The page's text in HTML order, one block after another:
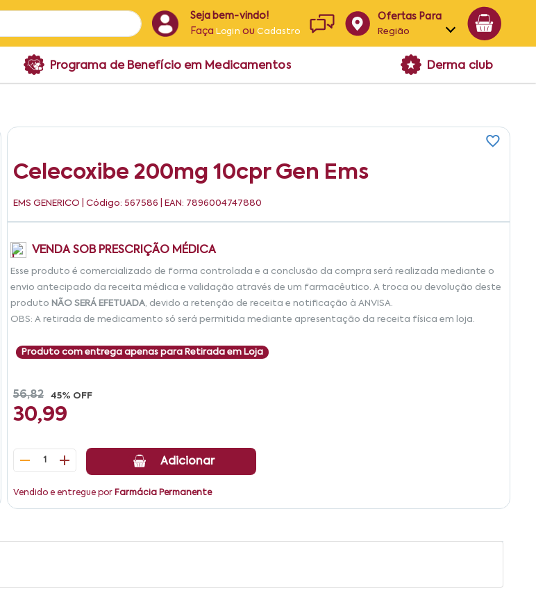
Seja bem-vindo!
Faça Login ouCadastro
Ofertas Para
Região
Alagoas
Programa de Benefício em Medicamentos Derma club
Celecoxibe 200mg 10cpr Gen Ems
EMS GENERICO | Código: 567586 | EAN: 7896004747880
VENDA SOB PRESCRIÇÃO MÉDICA
Esse produto é comercializado de forma controlada e a conclusão da compra será realizada mediante o
envio antecipado da receita médica e validação através de um farmacêutico. A troca ou devolução deste
produto NÃO SERÁ EFETUADA, devido a retenção de receita e notificação à ANVISA.
OBS: A retirada de medicamento só será permitida mediante apresentação da receita física em loja.
Produto com entrega apenas para Retirada em Loja
56,82 45% OFF
30,99
1 Adicionar
Vendido e entregue por Farmácia Permanente